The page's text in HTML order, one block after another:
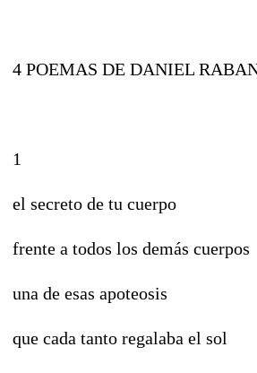
4 POEMAS DE DANIEL
1
el secreto de tu cuerpo
frente a todos los demás cuerpos
una de esas apoteosis
que cada tanto regalaba el sol